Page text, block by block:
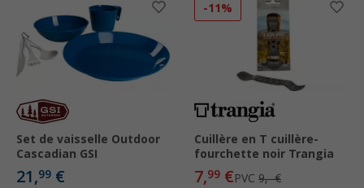
Set de vaisselle Outdoor
Cascadian GSI
21,99 €
-11%
Cuillère en T cuillère-
fourchette noir Trangia
7,99 €PVC 9,- €